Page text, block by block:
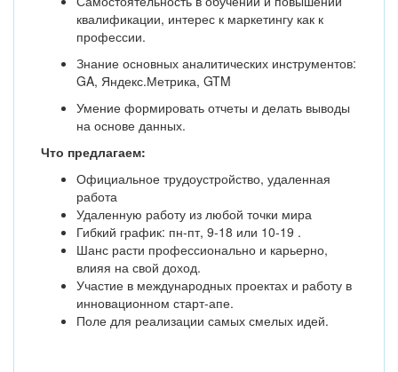
квалификации, интерес к маркетингу как к
профессии.
Знание основных аналитических инструментов:
GA, Яндекс.Метрика, GTM
Умение формировать отчеты и делать выводы
на основе данных.
Что предлагаем:
Официальное трудоустройство, удаленная
работа
Удаленную работу из любой точки мира
Гибкий график: пн-пт, 9-18 или 10-19 .
Шанс расти профессионально и карьерно,
влияя на свой доход.
Участие в международных проектах и работу в
инновационном старт-апе.
Поле для реализации самых смелых идей.